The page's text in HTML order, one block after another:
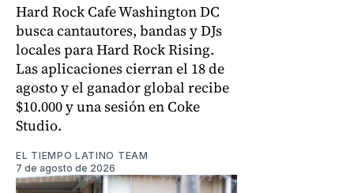
Hard Rock Cafe Washington DC
busca cantautores, bandas y DJs
locales para Hard Rock Rising.
Las aplicaciones cierran el 18 de
agosto y el ganador global recibe
$10.000 y una sesión en Coke
Studio.
EL TIEMPO LATINO TEAM
7 de agosto de 2026